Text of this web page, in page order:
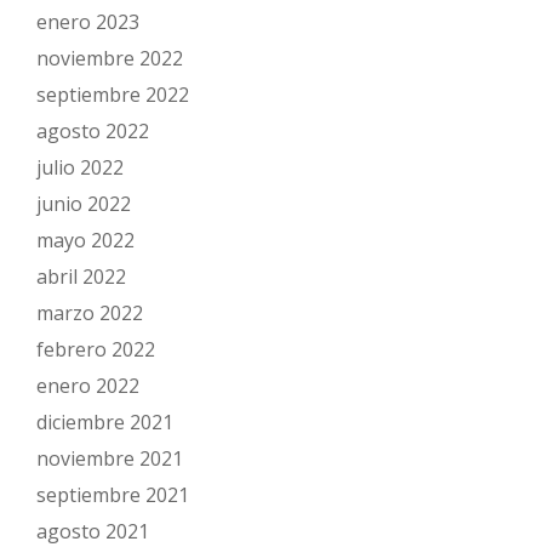
enero 2023
noviembre 2022
septiembre 2022
agosto 2022
julio 2022
junio 2022
mayo 2022
abril 2022
marzo 2022
febrero 2022
enero 2022
diciembre 2021
noviembre 2021
septiembre 2021
agosto 2021